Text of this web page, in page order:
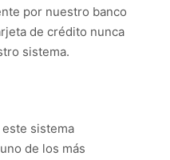
por nuestro banco
de crédito nunca
sistema.
sistema
de los más